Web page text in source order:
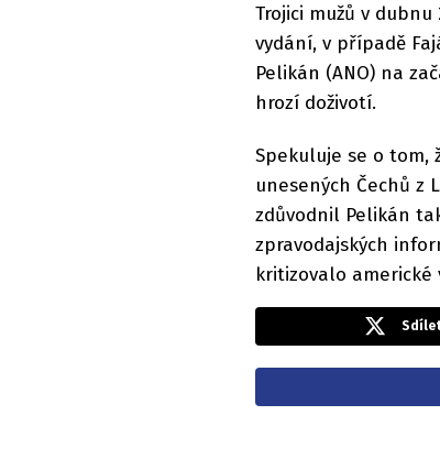
Trojici mužů v
vydání, v případě
Pelikán (ANO) na
hrozí doživotí.
Spekuluje se o tom,
unesených Čechů z
zdůvodnil Pelikán
zpravodajských
kritizovalo americké